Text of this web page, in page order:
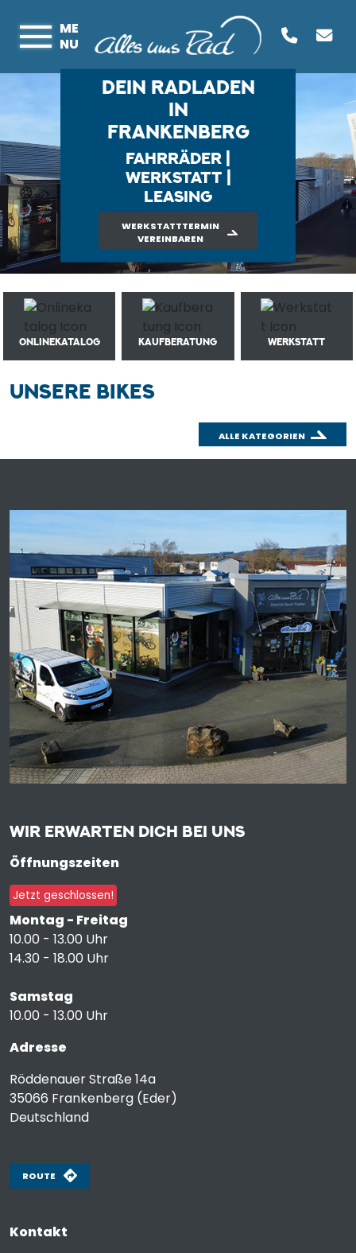
ME
NU
DEIN RADLADEN
IN
FRANKENBERG
FAHRRÄDER |
WERKSTATT |
LEASING
WERKSTATTTERMIN
VEREINBAREN
ONLINEKATALOG KAUFBERATUNG WERKSTATT
UNSERE BIKES
ALLE KATEGORIEN
WIR ERWARTEN DICH BEI UNS
Öffnungszeiten
Jetzt geschlossen!
Montag - Freitag
10.00 - 13.00 Uhr
14.30 - 18.00 Uhr
Samstag
10.00 - 13.00 Uhr
Adresse
Röddenauer Straße 14a
35066 Frankenberg (Eder)
Deutschland
ROUTE
Kontakt